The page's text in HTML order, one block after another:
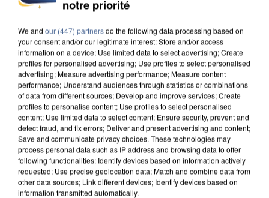
7h56
Une touriste de l’Oise emportée par une coulée de
boue en Haute-Savoie
Son corps a été retrouvé à cinq kilomètres de là.
notre priorité
We and our (447) partnersdo the following data processing based on
your consent and/or our legitimate interest: Store and/or access
information on a device; Use limited data to select advertising; Create
profiles for personalised advertising; Use profiles to select personalised
advertising; Measure advertising performance; Measure content
performance; Understand audiences through statistics or combinations
of data from different sources; Develop and improve services; Create
profiles to personalise content; Use profiles to select personalised
content; Use limited data to select content; Ensure security, prevent and
detect fraud, and fix errors; Deliver and present advertising and content;
Save and communicate privacy choices. These technologies may
process personal data such as IP address and browsing data to offer
following functionalities: Identify devices based on information actively
requested; Use precise geolocation data; Match and combine data from
other data sources; Link different devices; Identify devices based on
information transmitted automatically.